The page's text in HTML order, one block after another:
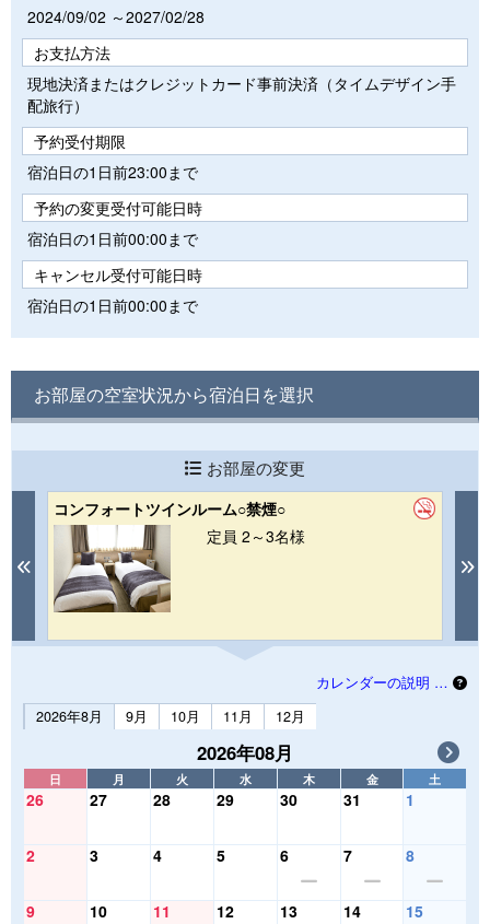
2024/09/02 ～2027/02/28
お支払方法
現地決済またはクレジットカード事前決済（タイムデザイン手
配旅行）
予約受付期限
宿泊日の1日前23:00まで
予約の変更受付可能日時
宿泊日の1日前00:00まで
キャンセル受付可能日時
宿泊日の1日前00:00まで
お部屋の空室状況から宿泊日を選択
お部屋の変更
Previous
コンフォートツインルーム○禁煙○
定員 2～3名様
カレンダーの説明 …
2026年8月
9月 10月 11月 12月
2026年08月
日 月 火 水 木 金 土
26 27 28 29 30 31 1
2 3 4 5 6 7 8
9 10 11 12 13 14 15